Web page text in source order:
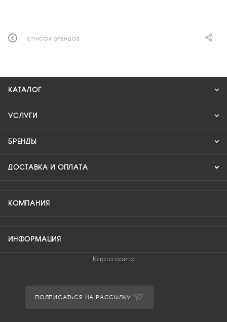
СПИСОК БРЕНДОВ
КАТАЛОГ
УСЛУГИ
БРЕНДЫ
ДОСТАВКА И ОПЛАТА
КОМПАНИЯ
ИНФОРМАЦИЯ
Карта сайта
ПОДПИСАТЬСЯ НА РАССЫЛКУ